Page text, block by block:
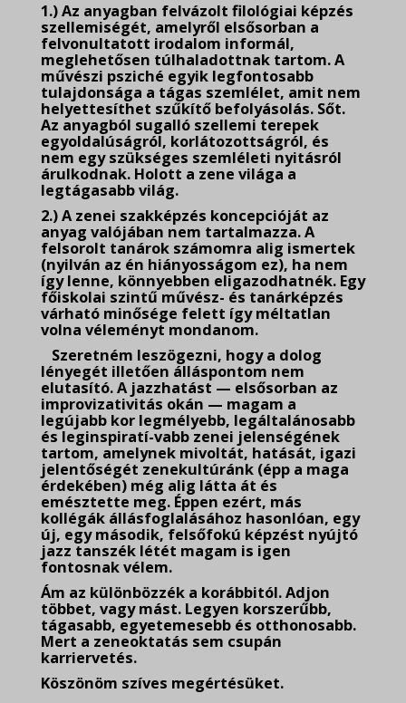
1.) Az anyagban felvázolt filológiai képzés
szellemiségét, amelyről elsősorban a
felvonultatott irodalom informál,
meglehetősen túlhaladottnak tartom. A
művészi psziché egyik legfontosabb
tulajdonsága a tágas szemlélet, amit nem
helyettesíthet szűkítő befolyásolás. Sőt.
Az anyagból sugalló szellemi terepek
egyoldalúságról, korlátozottságról, és
nem egy szükséges szemléleti nyitásról
árulkodnak. Holott a zene világa a
legtágasabb világ.
2.) A zenei szakképzés koncepcióját az
anyag valójában nem tartalmazza. A
felsorolt tanárok számomra alig ismertek
(nyilván az én hiányosságom ez), ha nem
így lenne, könnyebben eligazodhatnék. Egy
főiskolai szintű művész- és tanárképzés
várható minősége felett így méltatlan
volna véleményt mondanom.
Szeretném leszögezni, hogy a dolog
lényegét illetően álláspontom nem
elutasító. A jazzhatást — elsősorban az
improvizativitás okán — magam a
legújabb kor legmélyebb, legáltalánosabb
és leginspiratí-vabb zenei jelenségének
tartom, amelynek mivoltát, hatását, igazi
jelentőségét zenekultúránk (épp a maga
érdekében) még alig látta át és
emésztette meg. Éppen ezért, más
kollégák állásfoglalásához hasonlóan, egy
új, egy második, felsőfokú képzést nyújtó
jazz tanszék létét magam is igen
fontosnak vélem.
Ám az különbözzék a korábbitól. Adjon
többet, vagy mást. Legyen korszerűbb,
tágasabb, egyetemesebb és otthonosabb.
Mert a zeneoktatás sem csupán
karriervetés.
Köszönöm szíves megértésüket.